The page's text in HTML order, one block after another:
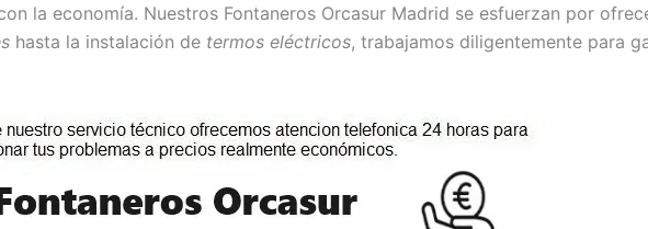
la economía. Nuestros Fontaneros Orcasur Madrid se esfuerzan por
hasta la instalación de termos eléctricos, trabajamos diligentemente para